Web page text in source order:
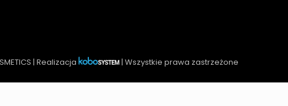
| Realizacja | Wszystkie prawa zastrzeżone